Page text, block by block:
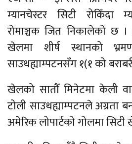
म्यानचेस्टर सिटी रोकिँदा
रोमाञ्चक जित निकालेको छ ।
खेलमा शीर्ष स्थानको
साउथह्याम्पटनसँग १(१ को
खेलको सातौँ मिनेटमा केली
टोली साउथह्याम्पटनले अग्रता
अमेरिक लोपार्टको गोलमा सिटी